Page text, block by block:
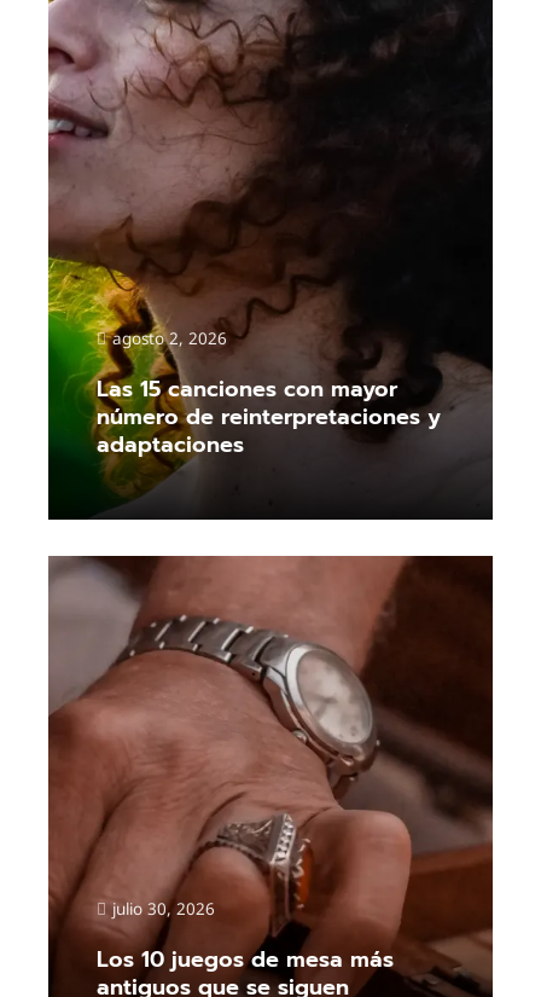
agosto 2, 2026
Las 15 canciones con mayor
número de reinterpretaciones y
adaptaciones
Read More
julio 30, 2026
Los 10 juegos de mesa más
antiguos que se siguen